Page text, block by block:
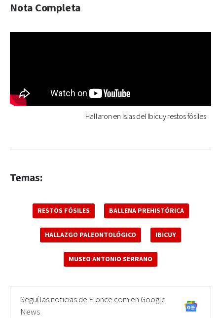
Nota Completa
Hallaron en Islas del Ibicuy restos fósiles
Temas:
RESTOS FÓSILES BALLENA PREHISTÓRICA
HALLAZGO PALEONTOLÓGICO IBICUY
MUSEO ANTONIO SERRANO
Seguí las noticias de Elonce.com en Google
News